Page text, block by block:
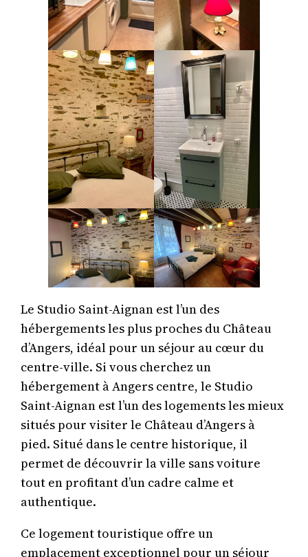
Le Studio Saint-Aignan est l’un des
hébergements les plus proches du Château
d’Angers, idéal pour un séjour au cœur du
centre-ville. Si vous cherchez un
hébergement à Angers centre, le Studio
Saint-Aignan est l’un des logements les mieux
situés pour visiter le Château d’Angers à
pied. Situé dans le centre historique, il
permet de découvrir la ville sans voiture
tout en profitant d’un cadre calme et
authentique.
Ce logement touristique offre un
emplacement exceptionnel pour un séjour